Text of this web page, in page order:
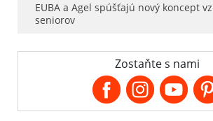
EUBA a Agel spúšťajú nový koncept
seniorov
Zostaňte s nami